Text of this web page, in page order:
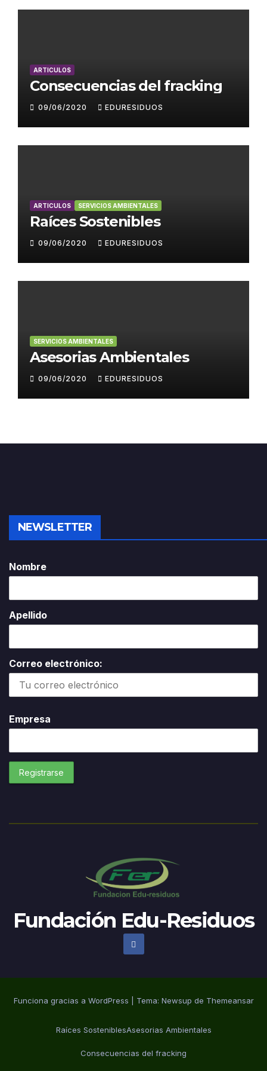
ARTICULOS
Consecuencias del fracking
09/06/2020 EDURESIDUOS
ARTICULOS SERVICIOS AMBIENTALES
Raíces Sostenibles
09/06/2020 EDURESIDUOS
SERVICIOS AMBIENTALES
Asesorias Ambientales
09/06/2020 EDURESIDUOS
NEWSLETTER
Nombre
Apellido
Correo electrónico:
Empresa
Fundación Edu-Residuos
Funciona gracias a WordPress Tema: Newsup de Themeansar
Raíces SosteniblesAsesorias Ambientales
Consecuencias del fracking